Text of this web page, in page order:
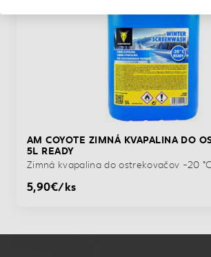
AM COYOTE ZIMNÁ KVAPALINA DO
5L READY
Zimná kvapalina do ostrekovačov -20 °C
5,90€/ks